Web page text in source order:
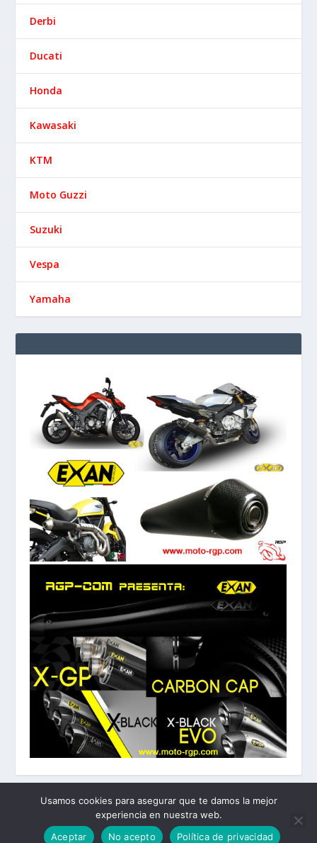
Derbi
Ducati
Honda
Kawasaki
KTM
Moto Guzzi
Suzuki
Vespa
Yamaha
Elegant Themes| Desarrollado por WordPress
Usamos cookies para asegurar que te damos la mejor
experiencia en nuestra web.
Aceptar
No acepto Política de privacidad